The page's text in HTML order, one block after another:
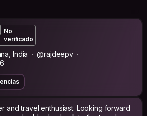
No
verificado
India
@rajdeepv
and travel enthusiast. Looking forward